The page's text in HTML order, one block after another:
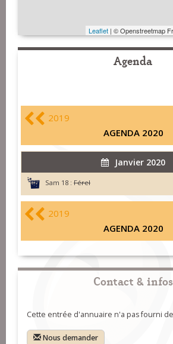
Leaflet | © Openstreetmap
Agenda
2019
AGENDA 2020
Janvier 2020
Sam 18 : Férel
2019
AGENDA 2020
Contact & infos
Cette entrée d'annuaire n'a pas fourni
Nous demander